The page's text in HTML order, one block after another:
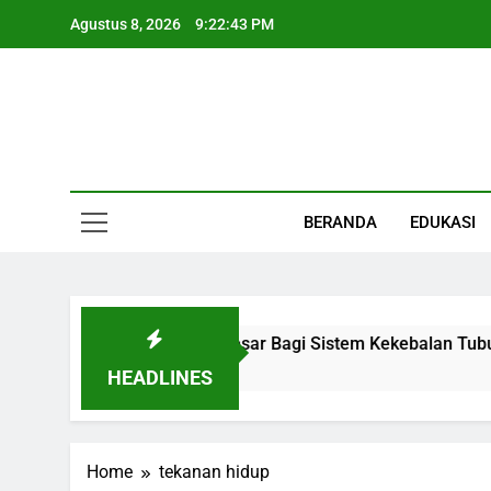
Agustus 8, 2026 9:22:43 PM
BERANDA EDUKASI
HEADLINES
Kecil Dengan Peran Besar Bagi Sistem Kekebalan Tubuh
Home tekanan hidup